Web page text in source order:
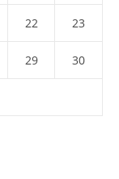
22 23
29 30